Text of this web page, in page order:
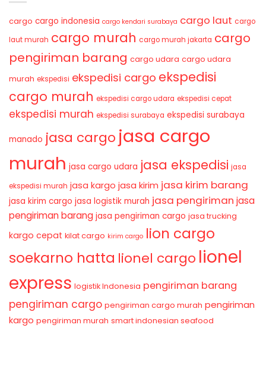
cargo cargo indonesia cargo kendari surabaya cargo laut cargo
laut murah cargo murah cargo murah jakarta cargo
pengiriman barang cargo udara cargo udara
murah ekspedisi ekspedisi cargo ekspedisi
cargo murah ekspedisi cargo udara ekspedisi cepat
ekspedisi murah ekspedisi surabaya ekspedisi surabaya
manado jasa cargo jasa cargo
murah jasa cargo udara jasa ekspedisi jasa
ekspedisi murah jasa kargo jasa kirim jasa kirim barang
jasa kirim cargo jasa logistik murah jasa pengiriman jasa
pengiriman barang jasa pengiriman cargo jasa trucking
kargo cepat kilat cargo kirim cargo lion cargo
soekarno hatta lionel cargo lionel
express logistik Indonesia pengiriman barang
pengiriman cargo pengiriman cargo murah pengiriman
kargo pengiriman murah smart indonesian seafood